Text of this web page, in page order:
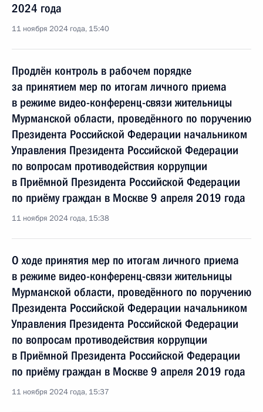
2024 года
11 ноября 2024 года, 15:40
Продлён контроль в рабочем порядке
за принятием мер по итогам личного приема
в режиме видео-конференц-связи жительницы
Мурманской области, проведённого по поручению
Президента Российской Федерации начальником
Управления Президента Российской Федерации
по вопросам противодействия коррупции
в Приёмной Президента Российской Федерации
по приёму граждан в Москве 9 апреля 2019 года
11 ноября 2024 года, 15:38
О ходе принятия мер по итогам личного приема
в режиме видео-конференц-связи жительницы
Мурманской области, проведённого по поручению
Президента Российской Федерации начальником
Управления Президента Российской Федерации
по вопросам противодействия коррупции
в Приёмной Президента Российской Федерации
по приёму граждан в Москве 9 апреля 2019 года
11 ноября 2024 года, 15:37